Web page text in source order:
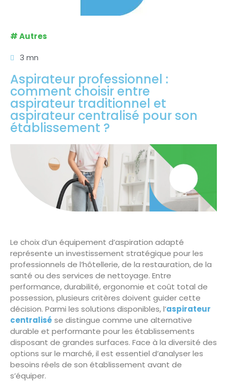
#Autres
3 mn
Aspirateur professionnel :
comment choisir entre
aspirateur traditionnel et
aspirateur centralisé pour son
établissement ?
Le choix d’un équipement d’aspiration adapté
représente un investissement stratégique pour les
professionnels de l’hôtellerie, de la restauration, de la
santé ou des services de nettoyage. Entre
performance, durabilité, ergonomie et coût total de
possession, plusieurs critères doivent guider cette
décision. Parmi les solutions disponibles, l’aspirateur
centralisé se distingue comme une alternative
durable et performante pour les établissements
disposant de grandes surfaces. Face à la diversité des
options sur le marché, il est essentiel d’analyser les
besoins réels de son établissement avant de
s’équiper.